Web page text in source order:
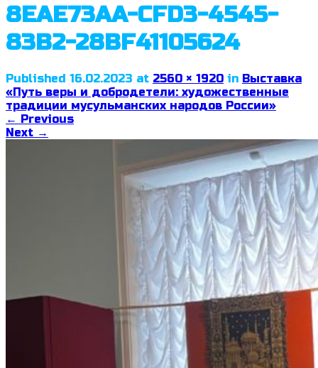
8EAE73AA-CFD3-4545-
83B2-28BF41105624
Published 16.02.2023 at 2560 × 1920 in Выставка
«Путь веры и добродетели: художественные
традиции мусульманских народов России»
← Previous
Next →